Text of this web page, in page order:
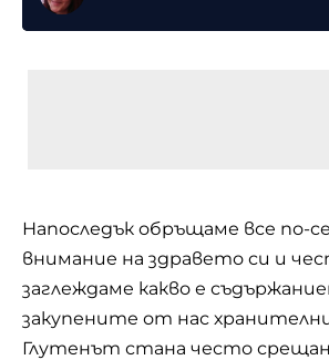
Напоследък обръщаме все по-
внимание на здравето си и
заглеждаме какво е
закупените от нас
Глутенът стана често